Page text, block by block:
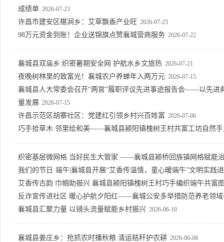
成绩单 2026-07-23
许昌市建安区椹涧乡：艾草飘香产业旺 2026-07-23
98万元资金到账！企业送锦旗点赞襄城营商服务 2026-07-22
襄城县双庙乡:织密暑期安全网 护航水乡文旅热 2026-07-21
夜晚树林里的致富光！襄城农户养蝉年入两万元 2026-07-15
襄城县人大常委会召开“两官”履职评议先进事迹报告会——以先进
量发展 2026-07-15
许昌示范区胡寨社区：党建红引领乡村兴百姓富 2026-07-06
巧手拾草木 邻里绘和美——襄城县颍阳镇槐树王村共富工坊自然手
织密基层微网格 当好民生大管家 ——襄城县颍桥回族镇网格赋能
我们的节日·端午|襄城县开展“艾香传温情，童心暖端午”文明实践
艾香传古韵 巾帼助振兴 襄城县颍阳镇槐树王村巧手编织端午共富
反诈宣传进社区 暖心护航夕阳红——襄城公安多举措防范养老领
襄城县汇聚力量 以镜头流量赋能乡村振兴 2026-06-10
襄城县姜庄乡：抢抓农时播秋粮 清运秸秆护农耕 2026-06-08